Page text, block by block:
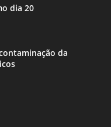
dia 20
da